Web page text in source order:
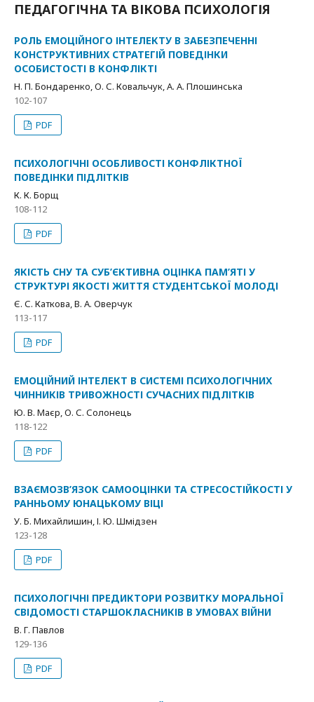
ПЕДАГОГІЧНА ТА ВІКОВА ПСИХОЛОГІЯ
РОЛЬ ЕМОЦІЙНОГО ІНТЕЛЕКТУ В ЗАБЕЗПЕЧЕННІ
КОНСТРУКТИВНИХ СТРАТЕГІЙ ПОВЕДІНКИ
ОСОБИСТОСТІ В КОНФЛІКТІ
Н. П. Бондаренко, О. С. Ковальчук, А. А. Плошинська
102-107
PDF
ПСИХОЛОГІЧНІ ОСОБЛИВОСТІ КОНФЛІКТНОЇ
ПОВЕДІНКИ ПІДЛІТКІВ
К. К. Борщ
108-112
PDF
ЯКІСТЬ СНУ ТА СУБ’ЄКТИВНА ОЦІНКА ПАМ’ЯТІ У
СТРУКТУРІ ЯКОСТІ ЖИТТЯ СТУДЕНТСЬКОЇ МОЛОДІ
Є. С. Каткова, В. А. Оверчук
113-117
PDF
ЕМОЦІЙНИЙ ІНТЕЛЕКТ В СИСТЕМІ ПСИХОЛОГІЧНИХ
ЧИННИКІВ ТРИВОЖНОСТІ СУЧАСНИХ ПІДЛІТКІВ
Ю. В. Маєр, О. С. Солонець
118-122
PDF
ВЗАЄМОЗВ’ЯЗОК САМООЦІНКИ ТА СТРЕСОСТІЙКОСТІ У
РАННЬОМУ ЮНАЦЬКОМУ ВІЦІ
У. Б. Михайлишин, І. Ю. Шмідзен
123-128
PDF
ПСИХОЛОГІЧНІ ПРЕДИКТОРИ РОЗВИТКУ МОРАЛЬНОЇ
СВІДОМОСТІ СТАРШОКЛАСНИКІВ В УМОВАХ ВІЙНИ
В. Г. Павлов
129-136
PDF